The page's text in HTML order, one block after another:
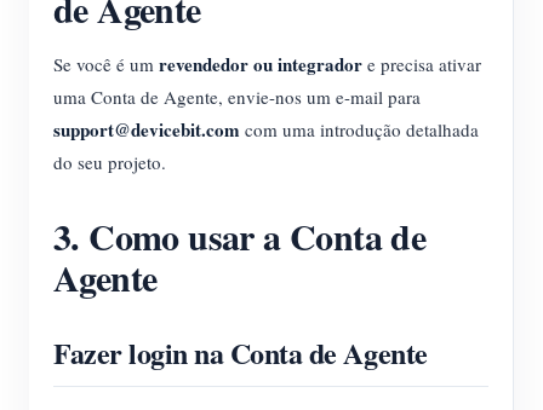
Se você é um revendedor ou integrador e precisa ativar
uma Conta de Agente, envie-nos um e-mail para
support@devicebit.com com uma introdução detalhada
do seu projeto.
3. Como usar a Conta de
Agente
Fazer login na Conta de Agente